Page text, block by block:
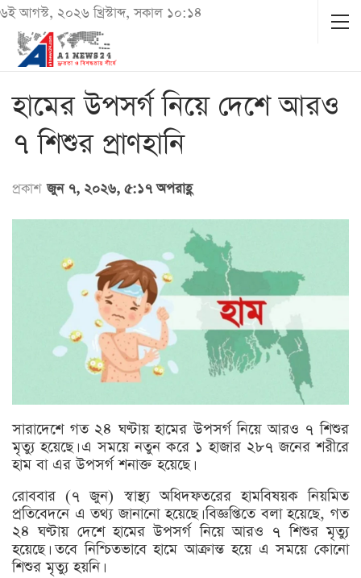
৬ই আগস্ট, ২০২৬ খ্রিস্টাব্দ, সকাল ১০:১৪
হামের উপসর্গ নিয়ে দেশে আরও
৭ শিশুর প্রাণহানি
প্রকাশ জুন ৭, ২০২৬, ৫:১৭ অপরাহ্ণ
সারাদেশে গত ২৪ ঘণ্টায় হামের উপসর্গ নিয়ে আরও ৭ শিশুর
মৃত্যু হয়েছে। এ সময়ে নতুন করে ১ হাজার ২৮৭ জনের শরীরে
হাম বা এর উপসর্গ শনাক্ত হয়েছে।
রোববার (৭ জুন) স্বাস্থ্য অধিদফতরের হামবিষয়ক নিয়মিত
প্রতিবেদনে এ তথ্য জানানো হয়েছে। বিজ্ঞপ্তিতে বলা হয়েছে, গত
২৪ ঘণ্টায় দেশে হামের উপসর্গ নিয়ে আরও ৭ শিশুর মৃত্যু
হয়েছে। তবে নিশ্চিতভাবে হামে আক্রান্ত হয়ে এ সময়ে কোনো
শিশুর মৃত্যু হয়নি।